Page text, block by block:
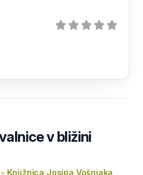
v bližini
Knjižnica Josipa Vošnjaka